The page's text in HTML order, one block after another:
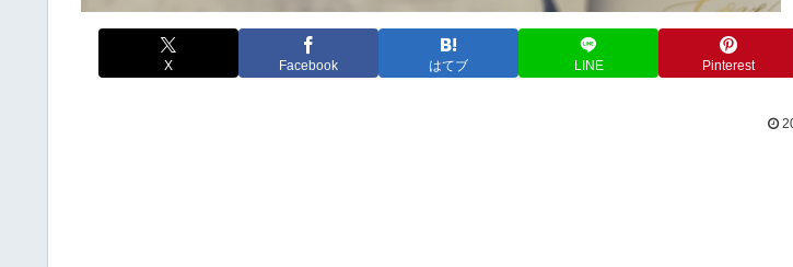
X Facebook はてブ LINE Pinterest